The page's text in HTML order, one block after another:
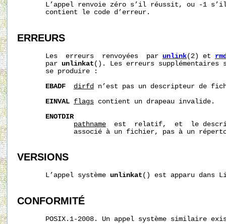
L’appel renvoie zéro s’il réussit, ou -1
       contient le code d’erreur.
ERREURS
       Les  erreurs  renvoyées  par
unlink(2) et
       par
unlinkat (). Les erreurs supplémentaires
       se produire :
EBADF
dirfd
n’est pas un descripteur de
EINVAL flags contient un drapeau invalide.
ENOTDIR
pathname
est  relatif,  et  le
associé à un fichier, pas à un
VERSIONS
       L’appel système
unlinkat () est apparu dans
CONFORMITÉ
POSIX.1-2008. Un appel système similaire